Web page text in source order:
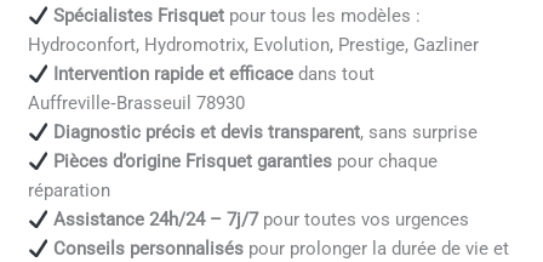
Spécialistes Frisquetpour tous les modèles :
Hydroconfort, Hydromotrix, Evolution, Prestige, Gazliner
Intervention rapide et efficacedans tout
Auffreville‑Brasseuil 78930
Diagnostic précis et devis transparent, sans surprise
Pièces d’origine Frisquet garantiespour chaque
réparation
Assistance 24h/24 – 7j/7pour toutes vos urgences
Conseils personnaliséspour prolonger la durée de vie et